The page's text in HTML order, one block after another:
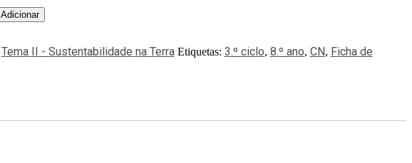
Adicionar
Tema II - Sustentabilidade na Terra Etiquetas: 3.º ciclo, 8.º ano, CN, Ficha de